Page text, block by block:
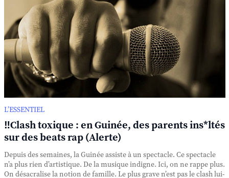
L’ESSENTIEL
‼️Clash toxique : en Guinée, des parents ins*ltés
sur des beats rap (Alerte)
Depuis des semaines, la Guinée assiste à un spectacle. Ce spectacle
n’a plus rien d’artistique. De la musique indigne. Ici, on ne rappe plus.
On désacralise la notion de famille. Le plus grave n’est pas le clash lui-